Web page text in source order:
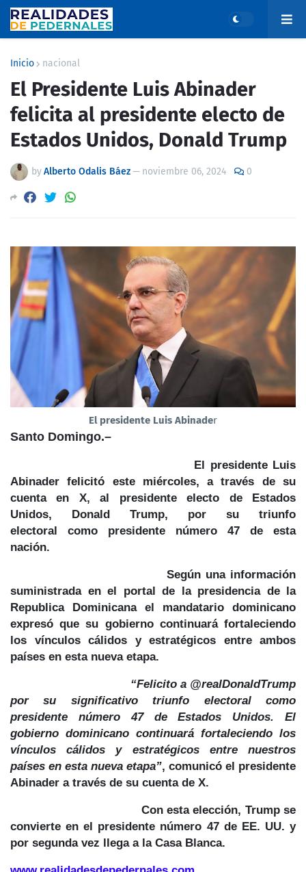
Inicio nacional
El Presidente Luis Abinader
felicita al presidente electo de
Estados Unidos, Donald Trump
byAlberto Odalis Báez— noviembre 06, 2024 0
El presidente Luis Abinader
Santo Domingo.–
El presidente Luis
Abinader felicitó este miércoles, a través de su
cuenta en X, al presidente electo de Estados
Unidos, Donald Trump, por su triunfo
electoral como presidente número 47 de esta
nación.
Según una información
suministrada en el portal de la presidencia de la
Republica Dominicana el mandatario dominicano
expresó que su gobierno continuará fortaleciendo
los vínculos cálidos y estratégicos entre ambos
países en esta nueva etapa.
“Felicito a @realDonaldTrump
por su significativo triunfo electoral como
presidente número 47 de Estados Unidos. El
gobierno dominicano continuará fortaleciendo los
vínculos cálidos y estratégicos entre nuestros
países en esta nueva etapa”, comunicó el presidente
Abinader a través de su cuenta de X.
Con esta elección, Trump se
convierte en el presidente número 47de EE. UU. y
por segunda vez llega a la Casa Blanca.